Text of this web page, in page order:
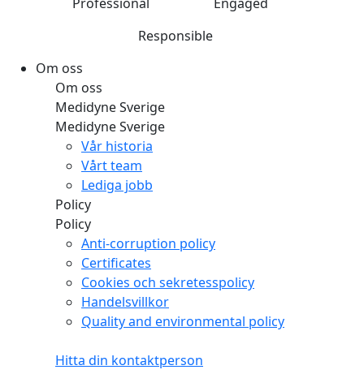
Responsible
Om oss
Om oss
Medidyne Sverige
Medidyne Sverige
Vår historia
Vårt team
Lediga jobb
Policy
Policy
Anti-corruption policy
Certificates
Cookies och sekretesspolicy
Handelsvillkor
Quality and environmental policy
Hitta din kontaktperson